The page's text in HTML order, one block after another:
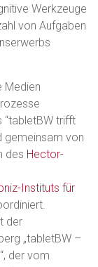
Werkzeuge
von Aufgaben
Medien
“tabletBW trifft
gemeinsam von
des Hector-
Instituts für
der
„tabletBW –
der vom